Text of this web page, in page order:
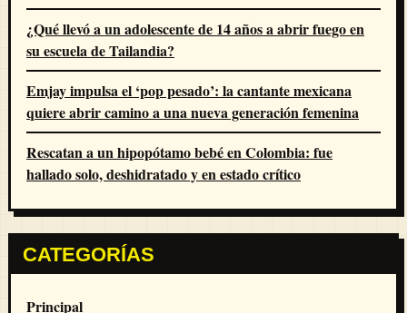
¿Qué llevó a un adolescente de 14 años a abrir fuego en
su escuela de Tailandia?
Emjay impulsa el ‘pop pesado’: la cantante mexicana
quiere abrir camino a una nueva generación femenina
Rescatan a un hipopótamo bebé en Colombia: fue
hallado solo, deshidratado y en estado crítico
CATEGORÍAS
Principal